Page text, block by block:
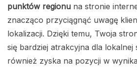
punktów regionu na stronie
znacząco przyciągnąć uwagę
lokalizacji. Dzięki temu, Twoja
się bardziej atrakcyjna dla lokalnej
również zyska na pozycji w